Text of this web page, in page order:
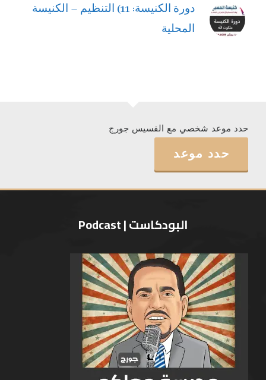
دورة الكنيسة: 11) التنظيم – الكنيسة
المحلية
حدد موعد شخصي مع القسيس جورج
حدد موعد
البودكاست | Podcast